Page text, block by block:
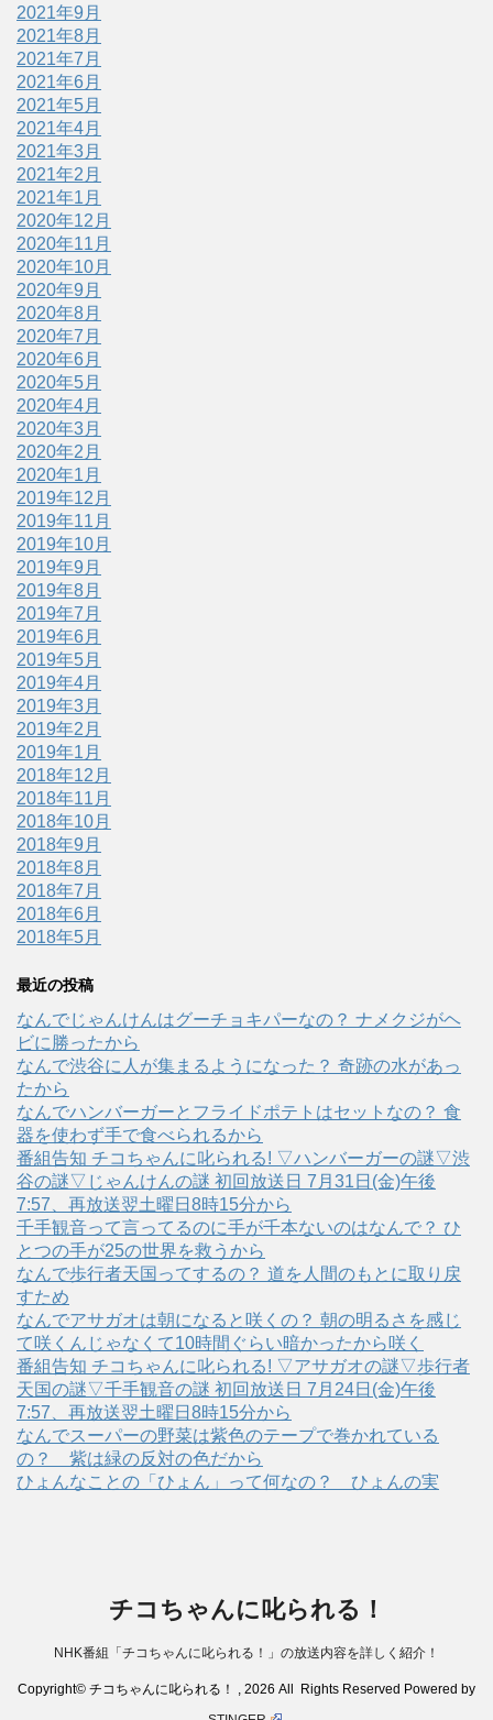
2021年9月
2021年8月
2021年7月
2021年6月
2021年5月
2021年4月
2021年3月
2021年2月
2021年1月
2020年12月
2020年11月
2020年10月
2020年9月
2020年8月
2020年7月
2020年6月
2020年5月
2020年4月
2020年3月
2020年2月
2020年1月
2019年12月
2019年11月
2019年10月
2019年9月
2019年8月
2019年7月
2019年6月
2019年5月
2019年4月
2019年3月
2019年2月
2019年1月
2018年12月
2018年11月
2018年10月
2018年9月
2018年8月
2018年7月
2018年6月
2018年5月
最近の投稿
なんでじゃんけんはグーチョキパーなの？ ナメクジがヘ
ビに勝ったから
なんで渋谷に人が集まるようになった？ 奇跡の水があっ
たから
なんでハンバーガーとフライドポテトはセットなの？ 食
器を使わず手で食べられるから
番組告知 チコちゃんに叱られる! ▽ハンバーガーの謎▽渋
谷の謎▽じゃんけんの謎 初回放送日 7月31日(金)午後
7:57、再放送翌土曜日8時15分から
千手観音って言ってるのに手が千本ないのはなんで？ ひ
とつの手が25の世界を救うから
なんで歩行者天国ってするの？ 道を人間のもとに取り戻
すため
なんでアサガオは朝になると咲くの？ 朝の明るさを感じ
て咲くんじゃなくて10時間ぐらい暗かったから咲く
番組告知 チコちゃんに叱られる! ▽アサガオの謎▽歩行者
天国の謎▽千手観音の謎 初回放送日 7月24日(金)午後
7:57、再放送翌土曜日8時15分から
なんでスーパーの野菜は紫色のテープで巻かれている
の？ 紫は緑の反対の色だから
ひょんなことの「ひょん」って何なの？ ひょんの実
チコちゃんに叱られる！
NHK番組「チコちゃんに叱られる！」の放送内容を詳しく紹介！
Copyright© チコちゃんに叱られる！ , 2026 All Rights Reserved Powered by